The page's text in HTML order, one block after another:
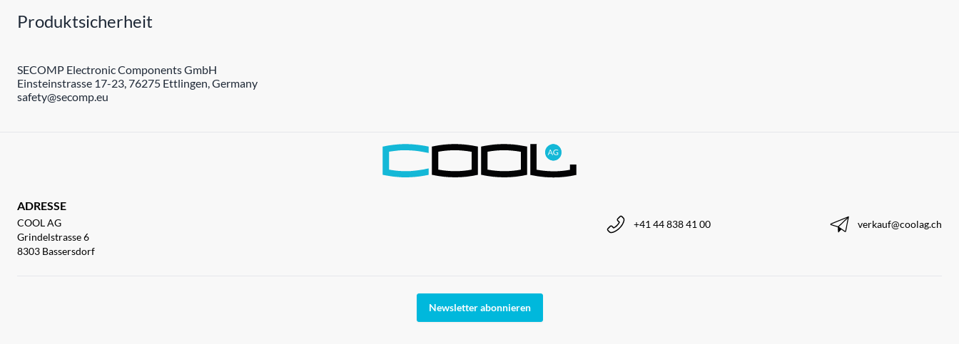
Produktsicherheit
SECOMP Electronic Components GmbH
Einsteinstrasse 17-23, 76275 Ettlingen, Germany
safety@secomp.eu
ADRESSE
COOL AG
Grindelstrasse 6
8303 Bassersdorf
+41 44 838 41 00 verkauf@coolag.ch
Newsletter abonnieren